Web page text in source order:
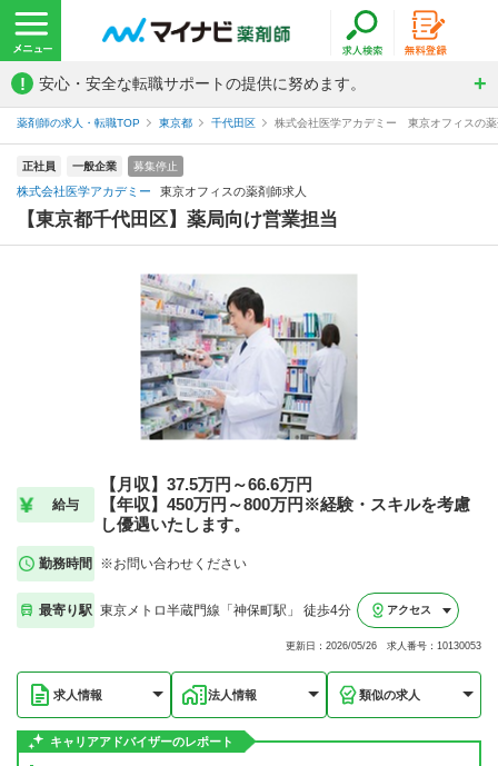
! 安心・安全な転職サポートの提供に努めます。
薬剤師の求人・転職TOP 東京都 千代田区 株式会社医学アカデミー 東京オフィスの薬
正社員 一般企業 募集停止
株式会社医学アカデミー 東京オフィスの薬剤師求人
【東京都千代田区】薬局向け営業担当
給与
【月収】37.5万円～66.6万円
【年収】450万円～800万円※経験・スキルを考慮
し優遇いたします。
勤務時間 ※お問い合わせください
最寄り駅 東京メトロ半蔵門線「神保町駅」 徒歩4分 アクセス
更新日：2026/05/26 求人番号：10130053
求人情報 法人情報 類似の求人
キャリアアドバイザーのレポート